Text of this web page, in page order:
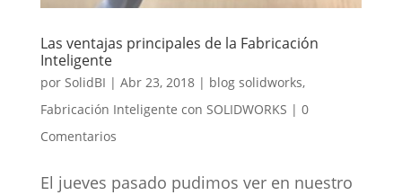
Las ventajas principales de la Fabricación
Inteligente
por SolidBI | Abr 23, 2018| blog solidworks,
Fabricación Inteligente con SOLIDWORKS | 0
Comentarios
El jueves pasado pudimos ver en nuestro